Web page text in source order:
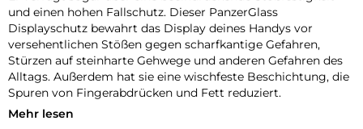
und einen hohen Fallschutz. Dieser PanzerGlass
Displayschutz bewahrt das Display deines Handys vor
versehentlichen Stößen gegen scharfkantige Gefahren,
Stürzen auf steinharte Gehwege und anderen Gefahren des
Alltags. Außerdem hat sie eine wischfeste Beschichtung, die
Spuren von Fingerabdrücken und Fett reduziert.
Und um es noch einfacher zu machen, haben wir eine
Mehr lesen